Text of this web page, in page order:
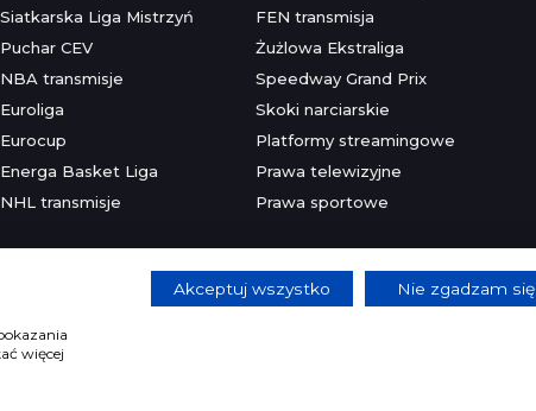
Siatkarska Liga Mistrzyń
Puchar CEV
NBA transmisje
Euroliga
Eurocup
Energa Basket Liga
NHL transmisje
FEN transmisja
Żużlowa Ekstraliga
Speedway Grand Prix
Skoki narciarskie
Platformy streamingowe
Prawa telewizyjne
Prawa sportowe
prywatności
uzależniać. Graj odpowiedzialnie.
więcej
Akceptuj wszystko Nie zgadzam się